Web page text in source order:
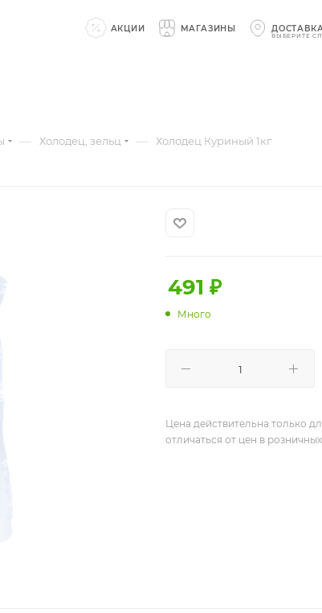
ВЫБЕРИТЕ
МАГАЗИНЫ
АКЦИИ
— Холодец, зельц — Холодец Куриный 1кг
491 ₽
Много
Цена действительна только
отличаться от цен в